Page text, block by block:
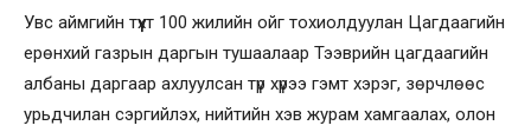
Увс аймгийн түүхт 100 жилийн ойг тохиолдуулан Цагдаагийн
ерөнхий газрын даргын тушаалаар Тээврийн цагдаагийн
албаны даргаар ахлуулсан түр хүрээ гэмт хэрэг, зөрчлөөс
урьдчилан сэргийлэх, нийтийн хэв журам хамгаалах, олон